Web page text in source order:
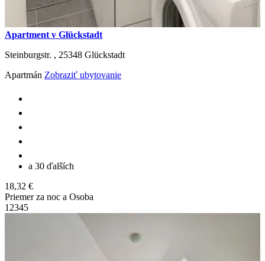
Apartment v Glückstadt
Steinburgstr. , 25348 Glückstadt
Apartmán Zobraziť ubytovanie
a 30 ďalších
18,32 €
Priemer za noc a Osoba
1 2345